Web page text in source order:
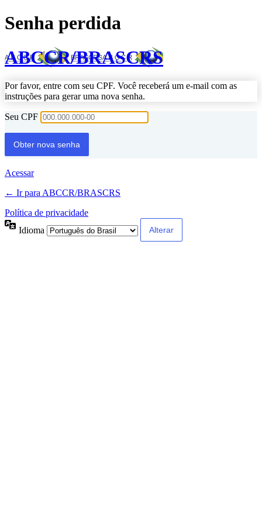
Senha perdida
ABCCR/BRASCRS
Por favor, entre com seu CPF. Você receberá um e-mail com as
instruções para gerar uma nova senha.
Seu CPF
Acessar
← Ir para ABCCR/BRASCRS
Política de privacidade
Idioma